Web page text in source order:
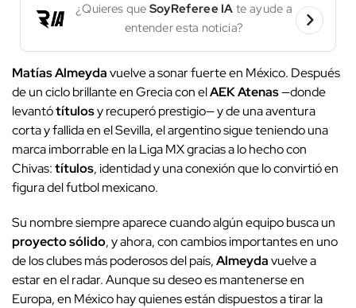
¿Quieres que SoyReferee IA te ayude a
entender esta noticia?
Matías Almeydavuelve a sonar fuerte en México. Después
de un ciclo brillante en Grecia con elAEK Atenas—donde
levantótítulosy recuperó prestigio— y de una aventura
corta y fallida en el Sevilla, el argentino sigue teniendo una
marca imborrable en la Liga MX gracias a lo hecho con
Chivas:títulos, identidad y una conexión que lo convirtió en
figura del futbol mexicano.
Su nombre siempre aparece cuando algún equipo busca un
proyecto sólido, y ahora, con cambios importantes en uno
de los clubes más poderosos del país,Almeydavuelve a
estar en el radar. Aunque su deseo es mantenerse en
Europa, en México hay quienes están dispuestos a tirar la